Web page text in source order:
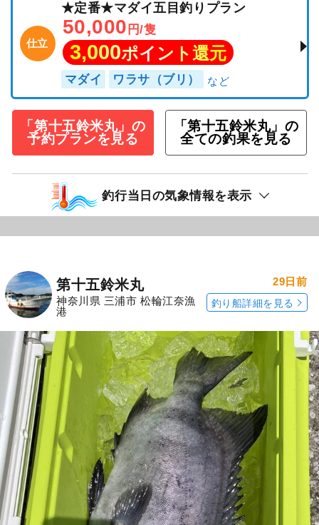
仕立
★定番★マダイ五目釣りプラン
50,000 円/隻
3,000ポイント還元
マダイ ワラサ（ブリ）
「第十五鈴米丸」の
予約プランを見る
「第十五鈴米丸」の
全ての釣果を見る
釣行当日の気象情報を表示
第十五鈴米丸
神奈川県 三浦市 松輪江奈漁
港
29日前
釣り船詳細を見る